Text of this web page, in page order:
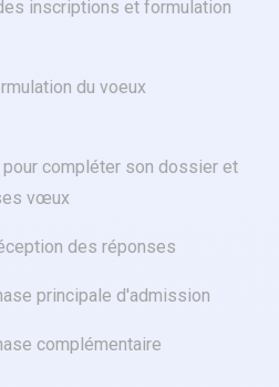
inscriptions et formulation
du voeux
compléter son dossier et
vœux
des réponses
principale d'admission
complémentaire